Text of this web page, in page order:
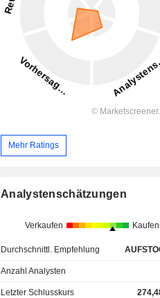
Mehr Ratings
Analystenschätzungen
Verkaufen Kaufen
Durchschnittl. Empfehlung
Anzahl Analysten
Letzter Schlusskurs